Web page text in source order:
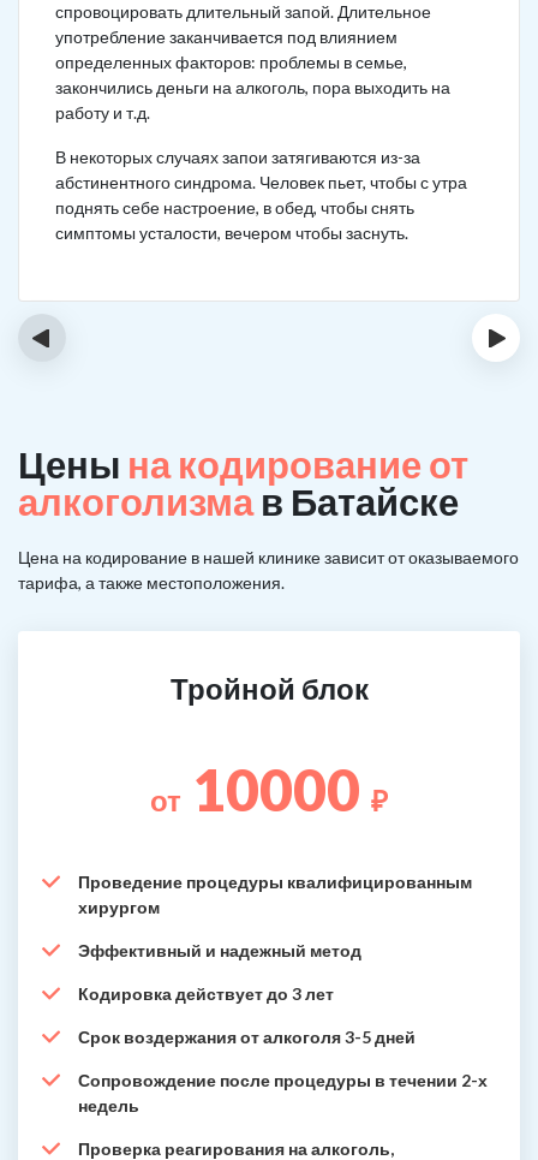
спровоцировать длительный запой. Длительное
употребление заканчивается под влиянием
определенных факторов: проблемы в семье,
закончились деньги на алкоголь, пора выходить на
работу и т.д.
В некоторых случаях запои затягиваются из-за
абстинентного синдрома. Человек пьет, чтобы с утра
поднять себе настроение, в обед, чтобы снять
симптомы усталости, вечером чтобы заснуть.
‹ ›
Цены на кодирование от
алкоголизмав Батайске
Цена на кодирование в нашей клинике зависит от оказываемого
тарифа, а также местоположения.
Тройной блок
от 10000 ₽
Проведение процедуры квалифицированным
хирургом
Эффективный и надежный метод
Кодировка действует до 3 лет
Срок воздержания от алкоголя 3-5 дней
Сопровождение после процедуры в течении 2-х
недель
Проверка реагирования на алкоголь,